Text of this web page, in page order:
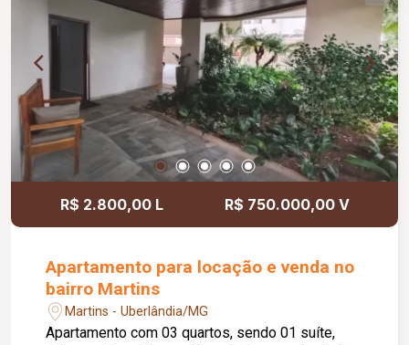
R$ 2.800,00 L R$ 750.000,00 V
Apartamento para locação e venda no
bairro Martins
Martins - Uberlândia/MG
Apartamento com 03 quartos, sendo 01 suíte,